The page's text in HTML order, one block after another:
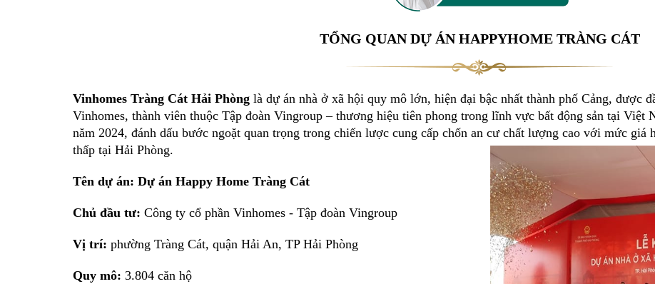
TỔNG QUAN DỰ ÁN HAPPYHOME TRÀNG CÁT
Vinhomes Tràng Cát Hải Phòng là dự án nhà ở xã hội quy mô lớn, hiện đại bậc nhất thành phố Cảng, được
Vinhomes, thành viên thuộc Tập đoàn Vingroup – thương hiệu tiên phong trong lĩnh vực bất động sản tại Việt
năm 2024, đánh dấu bước ngoặt quan trọng trong chiến lược cung cấp chốn an cư chất lượng cao với mức
thấp tại Hải Phòng.
Tên dự án: Dự án Happy Home Tràng Cát
Chủ đầu tư: Công ty cổ phần Vinhomes - Tập đoàn Vingroup
Vị trí: phường Tràng Cát, quận Hải An, TP Hải Phòng
Quy mô: 3.804 căn hộ